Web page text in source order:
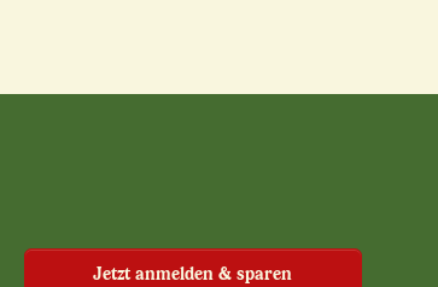
Jetzt anmelden & sparen